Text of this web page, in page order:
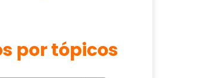
por tópicos